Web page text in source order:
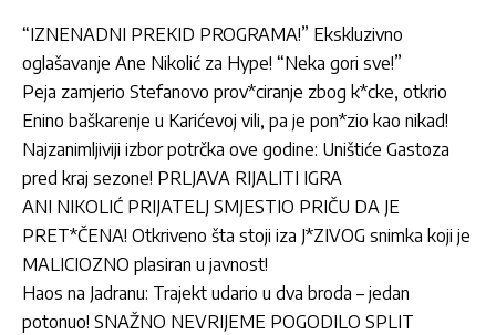
“IZNENADNI PREKID PROGRAMA!” Ekskluzivno
oglašavanje Ane Nikolić za Hype! “Neka gori sve!”
Peja zamjerio Stefanovo prov*ciranje zbog k*cke, otkrio
Enino baškarenje u Karićevoj vili, pa je pon*zio kao nikad!
Najzanimljiviji izbor potrčka ove godine: Uništiće Gastoza
pred kraj sezone! PRLJAVA RIJALITI IGRA
ANI NIKOLIĆ PRIJATELJ SMJESTIO PRIČU DA JE
PRET*ČENA! Otkriveno šta stoji iza J*ZIVOG snimka koji je
MALICIOZNO plasiran u javnost!
Haos na Jadranu: Trajekt udario u dva broda – jedan
potonuo! SNAŽNO NEVRIJEME POGODILO SPLIT